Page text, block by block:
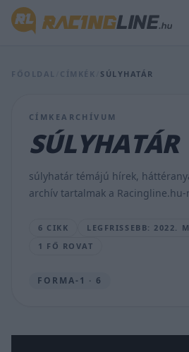
FŐOLDAL CÍMKÉK SÚLYHATÁR
CÍMKEARCHÍVUM
SÚLYHATÁR
súlyhatár témájú hírek,
archív tartalmak a Racingline.hu-
6 CIKK
LEGFRISSEBB: 2022.
1 FŐ ROVAT
FORMA-1 · 6
Newey
rossz
irányba
halad
Forma-
1
2022.